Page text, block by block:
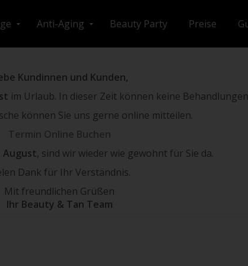
Anti-Aging Beauty Party Preise
Kundinnen und Kunden,
im Urlaub. In dieser Zeit können keine
können Sie uns gerne online mitteilen.
Termin Online Buchen
August, sind wir wieder wie gewohnt für Sie da.
Dank für Ihr Verständnis.
Mit freundlichen Grüßen
Ihr Beauty & Tan Team